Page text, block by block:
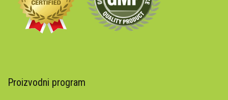
Proizvodni program